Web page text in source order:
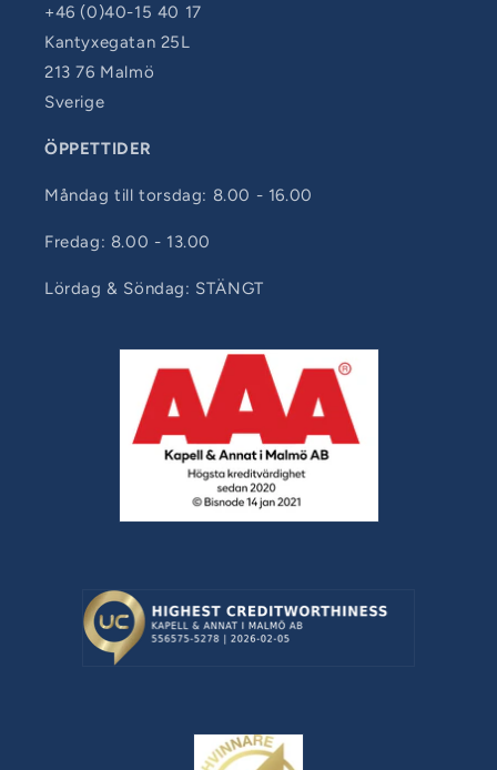
+46 (0)40-15 40 17
Kantyxegatan 25L
213 76 Malmö
Sverige
ÖPPETTIDER
Måndag till torsdag: 8.00 - 16.00
Fredag: 8.00 - 13.00
Lördag & Söndag: STÄNGT